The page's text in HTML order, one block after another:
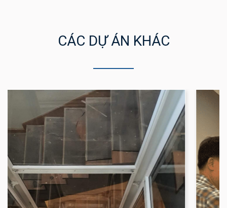
CÁC DỰ ÁN KHÁC